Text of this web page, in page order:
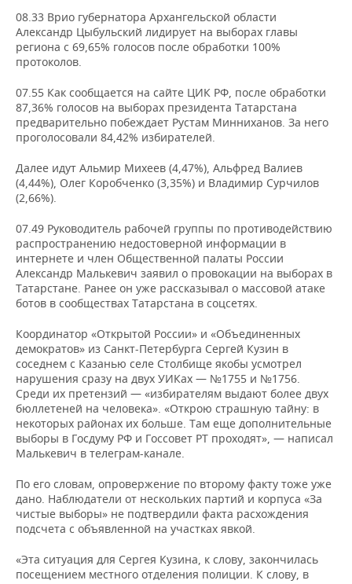
08.33 Врио губернатора Архангельской области
Александр Цыбульский лидирует на выборах главы
региона с 69,65% голосов после обработки 100%
протоколов.
07.55 Как сообщается на сайте ЦИК РФ, после обработки
87,36% голосов на выборах президента Татарстана
предварительно побеждает Рустам Минниханов. За него
проголосовали 84,42% избирателей.
Далее идут Альмир Михеев (4,47%), Альфред Валиев
(4,44%), Олег Коробченко (3,35%) и Владимир Сурчилов
(2,66%).
07.49 Руководитель рабочей группы по противодействию
распространению недостоверной информации в
интернете и член Общественной палаты России
Александр Малькевич заявил о провокации на выборах в
Татарстане. Ранее он уже рассказывал о массовой атаке
ботов в сообществах Татарстана в соцсетях.
Координатор «Открытой России» и «Объединенных
демократов» из Санкт-Петербурга Сергей Кузин в
соседнем с Казанью селе Столбище якобы усмотрел
нарушения сразу на двух УИКах — №1755 и №1756.
Среди их претензий — «избирателям выдают более двух
бюллетеней на человека». «Открою страшную тайну: в
некоторых районах их больше. Там еще дополнительные
выборы в Госдуму РФ и Госсовет РТ проходят», — написал
Малькевич в телеграм-канале.
По его словам, опровержение по второму факту тоже уже
дано. Наблюдатели от нескольких партий и корпуса «За
чистые выборы» не подтвердили факта расхождения
подсчета с объявленной на участках явкой.
«Эта ситуация для Сергея Кузина, к слову, закончилась
посещением местного отделения полиции. К слову, в